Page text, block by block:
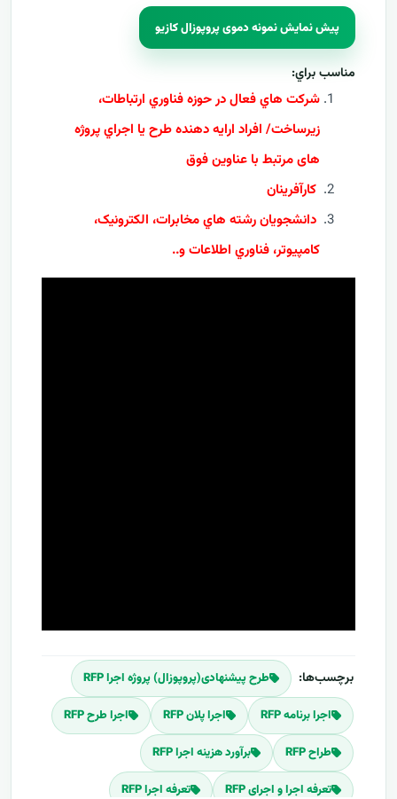
پیش نمایش نمونه دموی پروپوزال کازیو
مناسب براي:
شرکت هاي فعال در حوزه فناوري ارتباطات،
زيرساخت/ افراد ارايه دهنده طرح يا اجراي پروژه
های مرتبط با عناوین فوق
کارآفرينان
دانشجويان رشته هاي مخابرات، الکترونيک،
کامپيوتر، فناوري اطلاعات و..
برچسب‌ها: طرح پیشنهادی(پروپوزال) پروژه اجرا RFP
اجرا برنامه RFP اجرا پلان RFP اجرا طرح RFP
طراح RFP برآورد هزینه اجرا RFP
تعرفه اجرا و اجرای RFP تعرفه اجرا RFP